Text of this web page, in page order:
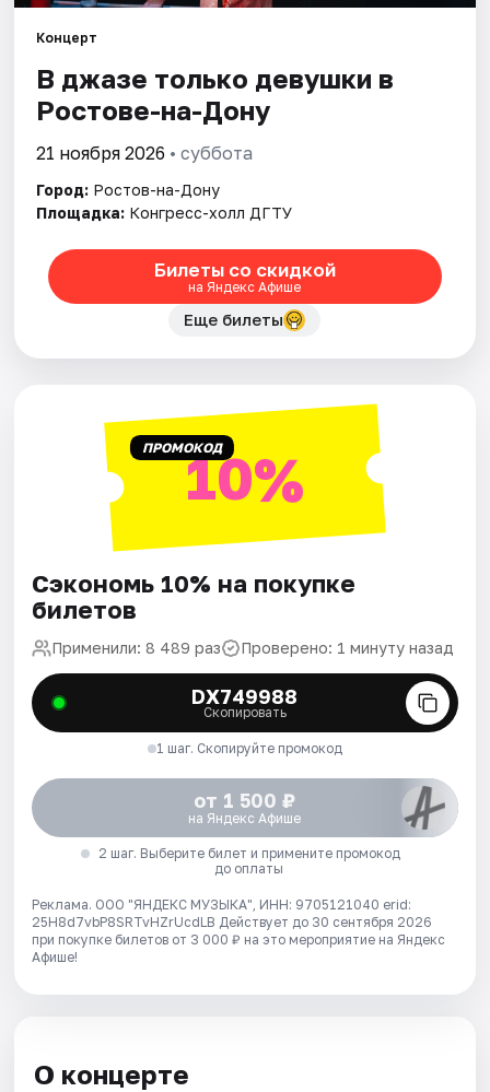
Площадки
Артисты
Рейтинги
Концерт
В джазе только девушки в
Ростове-на-Дону
21 ноября 2026 • суббота
Город: Ростов-на-Дону
Площадка: Конгресс-холл ДГТУ
Билеты со скидкой
на Яндекс Афише
Еще билеты
ПРОМОКОД10%
Сэкономь 10% на покупке
билетов
Применили: 8 489 раз Проверено: 1 минуту назад
DX749988
Скопировать
1 шаг. Скопируйте промокод
от 1 500 ₽
на Яндекс Афише
2 шаг. Выберите билет и примените промокод
до оплаты
Реклама. ООО "ЯНДЕКС МУЗЫКА", ИНН: 9705121040 erid:
25H8d7vbP8SRTvHZrUcdLB Действует до 30 сентября 2026
при покупке билетов от 3 000 ₽ на это мероприятие на Яндекс
Афише!
О концерте